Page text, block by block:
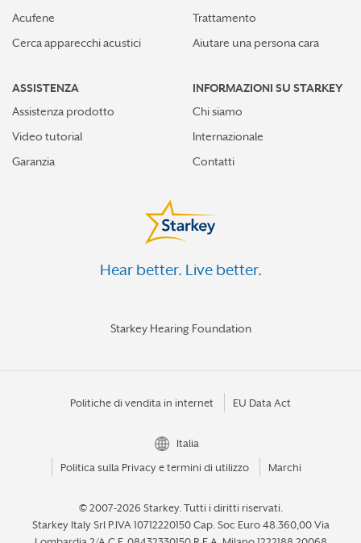
Acufene
Cerca apparecchi acustici
Trattamento
Aiutare una persona cara
ASSISTENZA
Assistenza prodotto
Video tutorial
Garanzia
INFORMAZIONI SU STARKEY
Chi siamo
Internazionale
Contatti
Hear better. Live better.
Starkey Hearing Foundation
Politiche di vendita in internet EU Data Act
Italia
Politica sulla Privacy e termini di utilizzo
Marchi
© 2007-2026 Starkey. Tutti i diritti riservati.
Starkey Italy Srl P.IVA 10712220150 Cap. Soc Euro 48.360,00 Via